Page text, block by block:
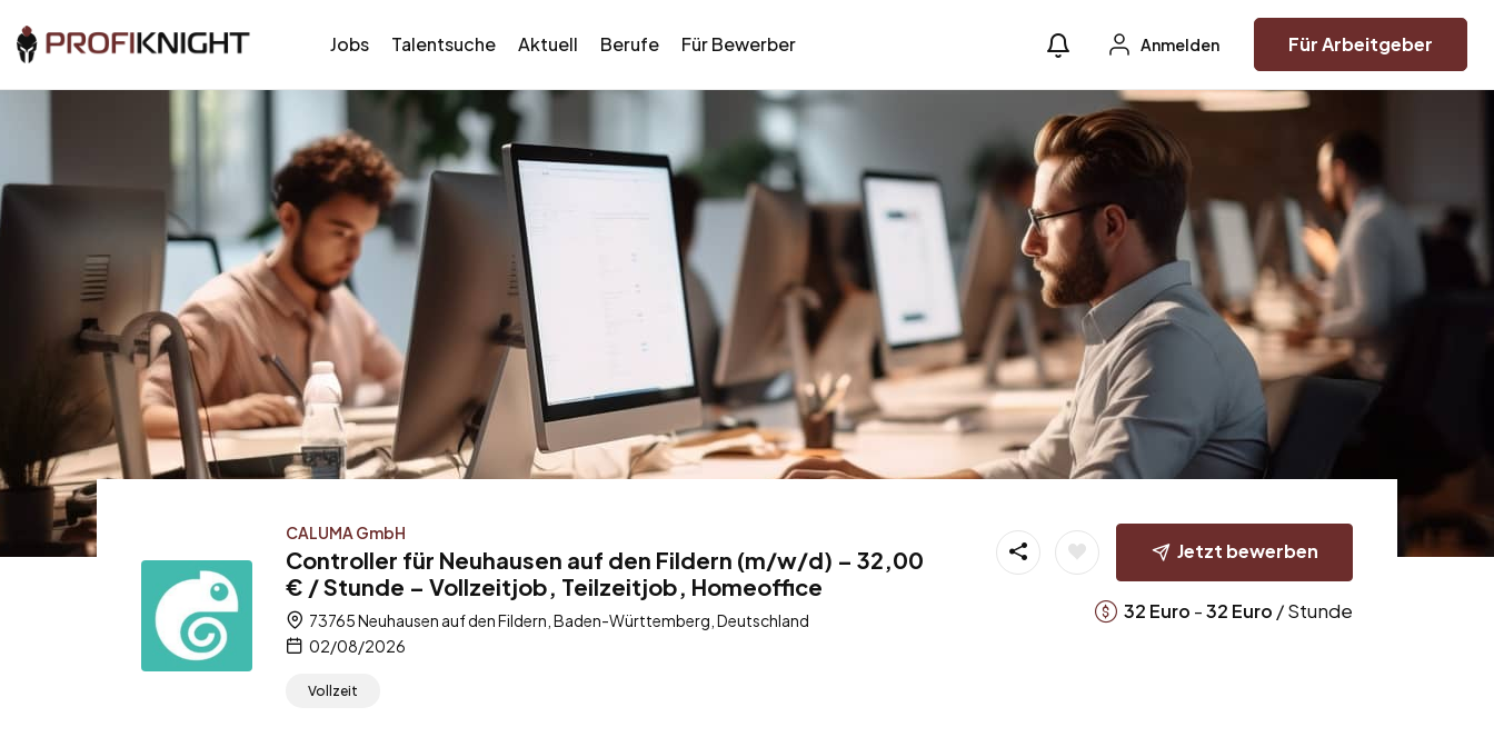
Jobs Talentsuche Aktuell Berufe Für Bewerber Anmelden Für Arbeitgeber
CALUMA GmbH
Controller für Neuhausen auf den Fildern (m/w/d) – 32,00
€ / Stunde – Vollzeitjob, Teilzeitjob, Homeoffice
73765 Neuhausen auf den Fildern, Baden-Württemberg, Deutschland
02/08/2026
Vollzeit
Jetzt bewerben
32 Euro -32 Euro / Stunde